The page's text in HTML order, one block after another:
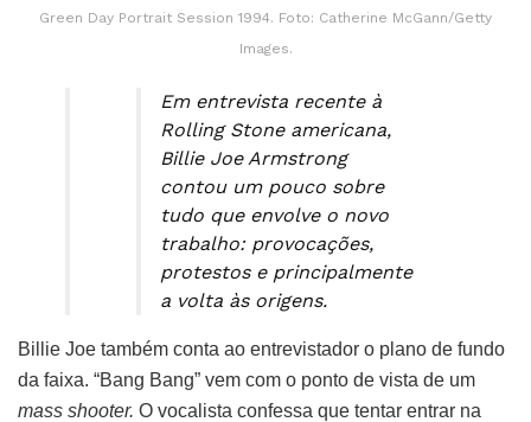
Green Day Portrait Session 1994. Foto: Catherine McGann/Getty
Images.
Em entrevista recente à
Rolling Stone americana,
Billie Joe Armstrong
contou um pouco sobre
tudo que envolve o novo
trabalho: provocações,
protestos e principalmente
a volta às origens.
Billie Joe também conta ao entrevistador o plano de fundo
da faixa. “Bang Bang” vem com o ponto de vista de um
mass shooter. O vocalista confessa que tentar entrar na